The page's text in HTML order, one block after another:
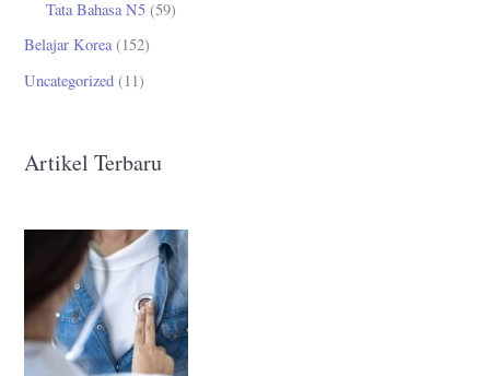
Tata Bahasa N5 (59)
Belajar Korea(152)
Uncategorized (11)
Artikel Terbaru